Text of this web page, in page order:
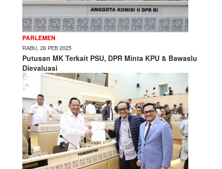
PARLEMEN
RABU, 26 PEB 2025
Putusan MK Terkait PSU, DPR Minta KPU & Bawaslu
Dievaluasi